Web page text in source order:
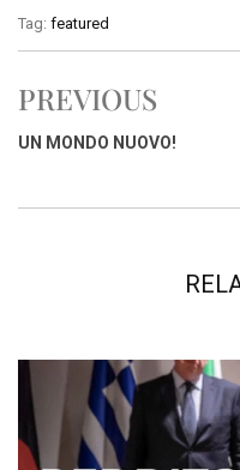
c
e
o
o
t
A
p
k
e
Tag: featured
PREVIOUS
UN MONDO NUOVO!